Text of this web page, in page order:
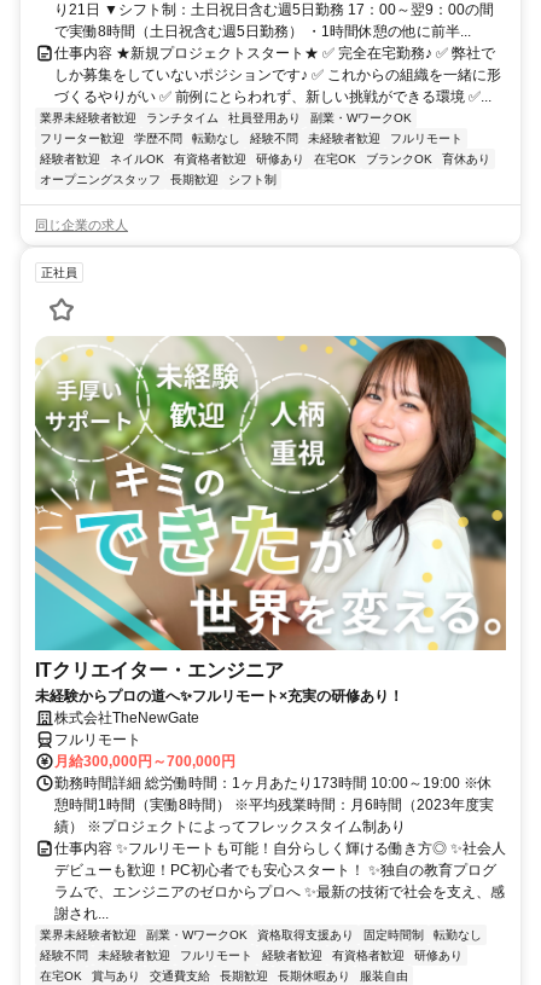
り21日 ▼シフト制：土日祝日含む週5日勤務 17：00～翌9：00の間
で実働8時間（土日祝含む週5日勤務） ・1時間休憩の他に前半...
仕事内容 ★新規プロジェクトスタート★ ✅ 完全在宅勤務♪ ✅ 弊社で
しか募集をしていないポジションです♪ ✅ これからの組織を一緒に形
づくるやりがい ✅ 前例にとらわれず、新しい挑戦ができる環境 ✅...
業界未経験者歓迎 ランチタイム 社員登用あり
副業・WワークOK
フリーター歓迎
学歴不問 転勤なし 経験不問 未経験者歓迎
フルリモート
経験者歓迎
ネイルOK 有資格者歓迎 研修あり 在宅OK ブランクOK
育休あり
オープニングスタッフ
長期歓迎 シフト制
同じ企業の求人
正社員
ITクリエイター・エンジニア
未経験からプロの道へ✨フルリモート×充実の研修あり！
株式会社TheNewGate
フルリモート
月給300,000円～700,000円
勤務時間詳細 総労働時間：1ヶ月あたり173時間 10:00～19:00 ※休
憩時間1時間（実働8時間） ※平均残業時間：月6時間（2023年度実
績） ※プロジェクトによってフレックスタイム制あり
仕事内容 ✨フルリモートも可能！自分らしく輝ける働き方◎ ✨社会人
デビューも歓迎！PC初心者でも安心スタート！ ✨独自の教育プログ
ラムで、エンジニアのゼロからプロへ ✨最新の技術で社会を支え、感
謝され...
業界未経験者歓迎 副業・WワークOK 資格取得支援あり 固定時間制
転勤なし
経験不問
未経験者歓迎 フルリモート 経験者歓迎 有資格者歓迎
研修あり
在宅OK
賞与あり 交通費支給 長期歓迎 長期休暇あり 服装自由